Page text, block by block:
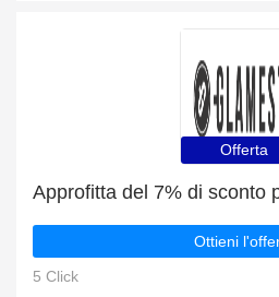
Offerta
Approfitta del 7% di sconto
Ottieni
5 Click